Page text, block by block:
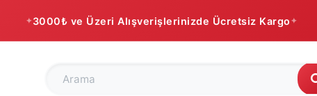
3000₺ ve Üzeri Alışverişlerinizde Ücretsiz Kargo